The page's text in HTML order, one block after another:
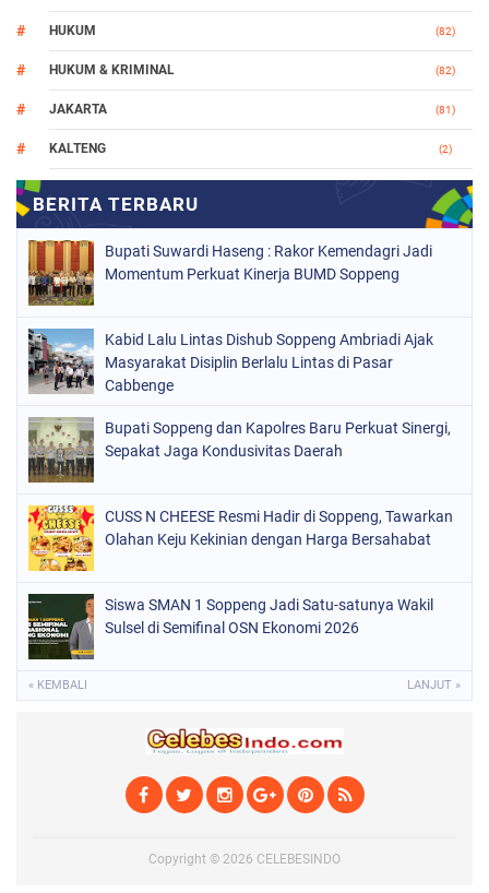
HUKUM (82)
HUKUM & KRIMINAL (82)
JAKARTA (81)
KALTENG (2)
(147)
NASIONAL (1021)
ORGANISASI
PERISTIWA
POLITIK (220)
POLRI
SOPPENG (1889)
SULSEL
Bupati Suwardi Haseng : Rakor Kemendagri Jadi
Momentum Perkuat Kinerja BUMD Soppeng
Kabid Lalu Lintas Dishub Soppeng Ambriadi Ajak
Masyarakat Disiplin Berlalu Lintas di Pasar
Cabbenge
Bupati Soppeng dan Kapolres Baru Perkuat Sinergi,
Sepakat Jaga Kondusivitas Daerah
CUSS N CHEESE Resmi Hadir di Soppeng, Tawarkan
Olahan Keju Kekinian dengan Harga Bersahabat
Siswa SMAN 1 Soppeng Jadi Satu-satunya Wakil
Sulsel di Semifinal OSN Ekonomi 2026
« KEMBALI LANJUT »
Copyright © 2026 CELEBESINDO